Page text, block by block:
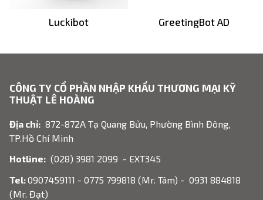
Luckibot GreetingBot AD
CÔNG TY CỔ PHẦN NHẬP KHẨU THƯƠNG MẠI KỸ
THUẬT LÊ HOÀNG
Địa chỉ: 872-872A Tạ Quang Bửu, Phường Bình Đông,
TP.Hồ Chí Minh
Hotline: (028) 3981 2099 - EXT345
Tel:0907459111 - 0775 799818 (Mr. Tâm) - 0931 884818
(Mr. Đạt)